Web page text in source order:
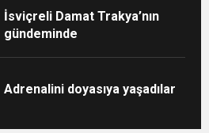
İsviçreli Damat Trakya’nın
gündeminde
Adrenalini doyasıya yaşadılar